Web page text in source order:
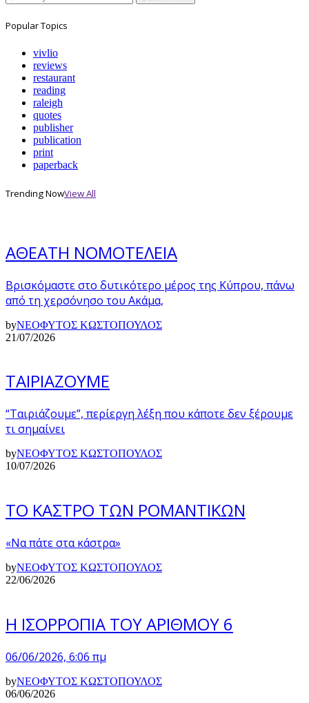
Popular Topics
vivlio
reviews
restaurant
reading
raleigh
quotes
publisher
publication
print
paperback
Trending NowView All
ΑΘΕΑΤΗ ΝΟΜΟΤΕΛΕΙΑ
Βρισκόμαστε στο δυτικότερο μέρος της Κύπρου, πάνω
από τη χερσόνησο του Ακάμα,
byΝΕΟΦΥΤΟΣ ΚΩΣΤΟΠΟΥΛΟΣ
21/07/2026
ΤΑΙΡΙΑΖΟΥΜΕ
“Ταιριάζουμε”, περίεργη λέξη που κάποτε δεν ξέρουμε
τι σημαίνει
byΝΕΟΦΥΤΟΣ ΚΩΣΤΟΠΟΥΛΟΣ
10/07/2026
ΤΟ ΚΑΣΤΡΟ ΤΩΝ ΡΟΜΑΝΤΙΚΩΝ
«Να πάτε στα κάστρα»
byΝΕΟΦΥΤΟΣ ΚΩΣΤΟΠΟΥΛΟΣ
22/06/2026
Η ΙΣΟΡΡΟΠΙΑ ΤΟΥ ΑΡΙΘΜΟΥ 6
06/06/2026, 6:06 πμ
byΝΕΟΦΥΤΟΣ ΚΩΣΤΟΠΟΥΛΟΣ
06/06/2026